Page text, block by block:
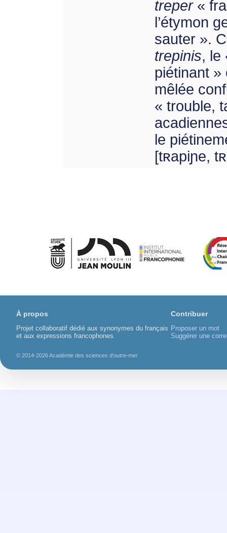
treper«
l’étymon
sauter ».
trepinis, le
piétinant
mêlée
« trouble,
le
[tʀapiɲe,
À propos
Projet collaboratif dédié aux synonymes du français
et aux expressions francophones.
Contribuer
Proposer un mot
Suggérer une
© 2014-2026 Académie des sciences d'outre-mer